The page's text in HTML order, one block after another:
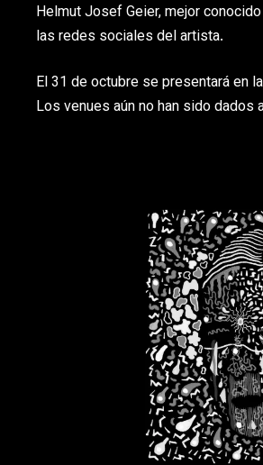
Helmut Josef Geier, mejor
las redes sociales del artista.
El 31 de octubre se presentará en
Los venues aún no han sido dados